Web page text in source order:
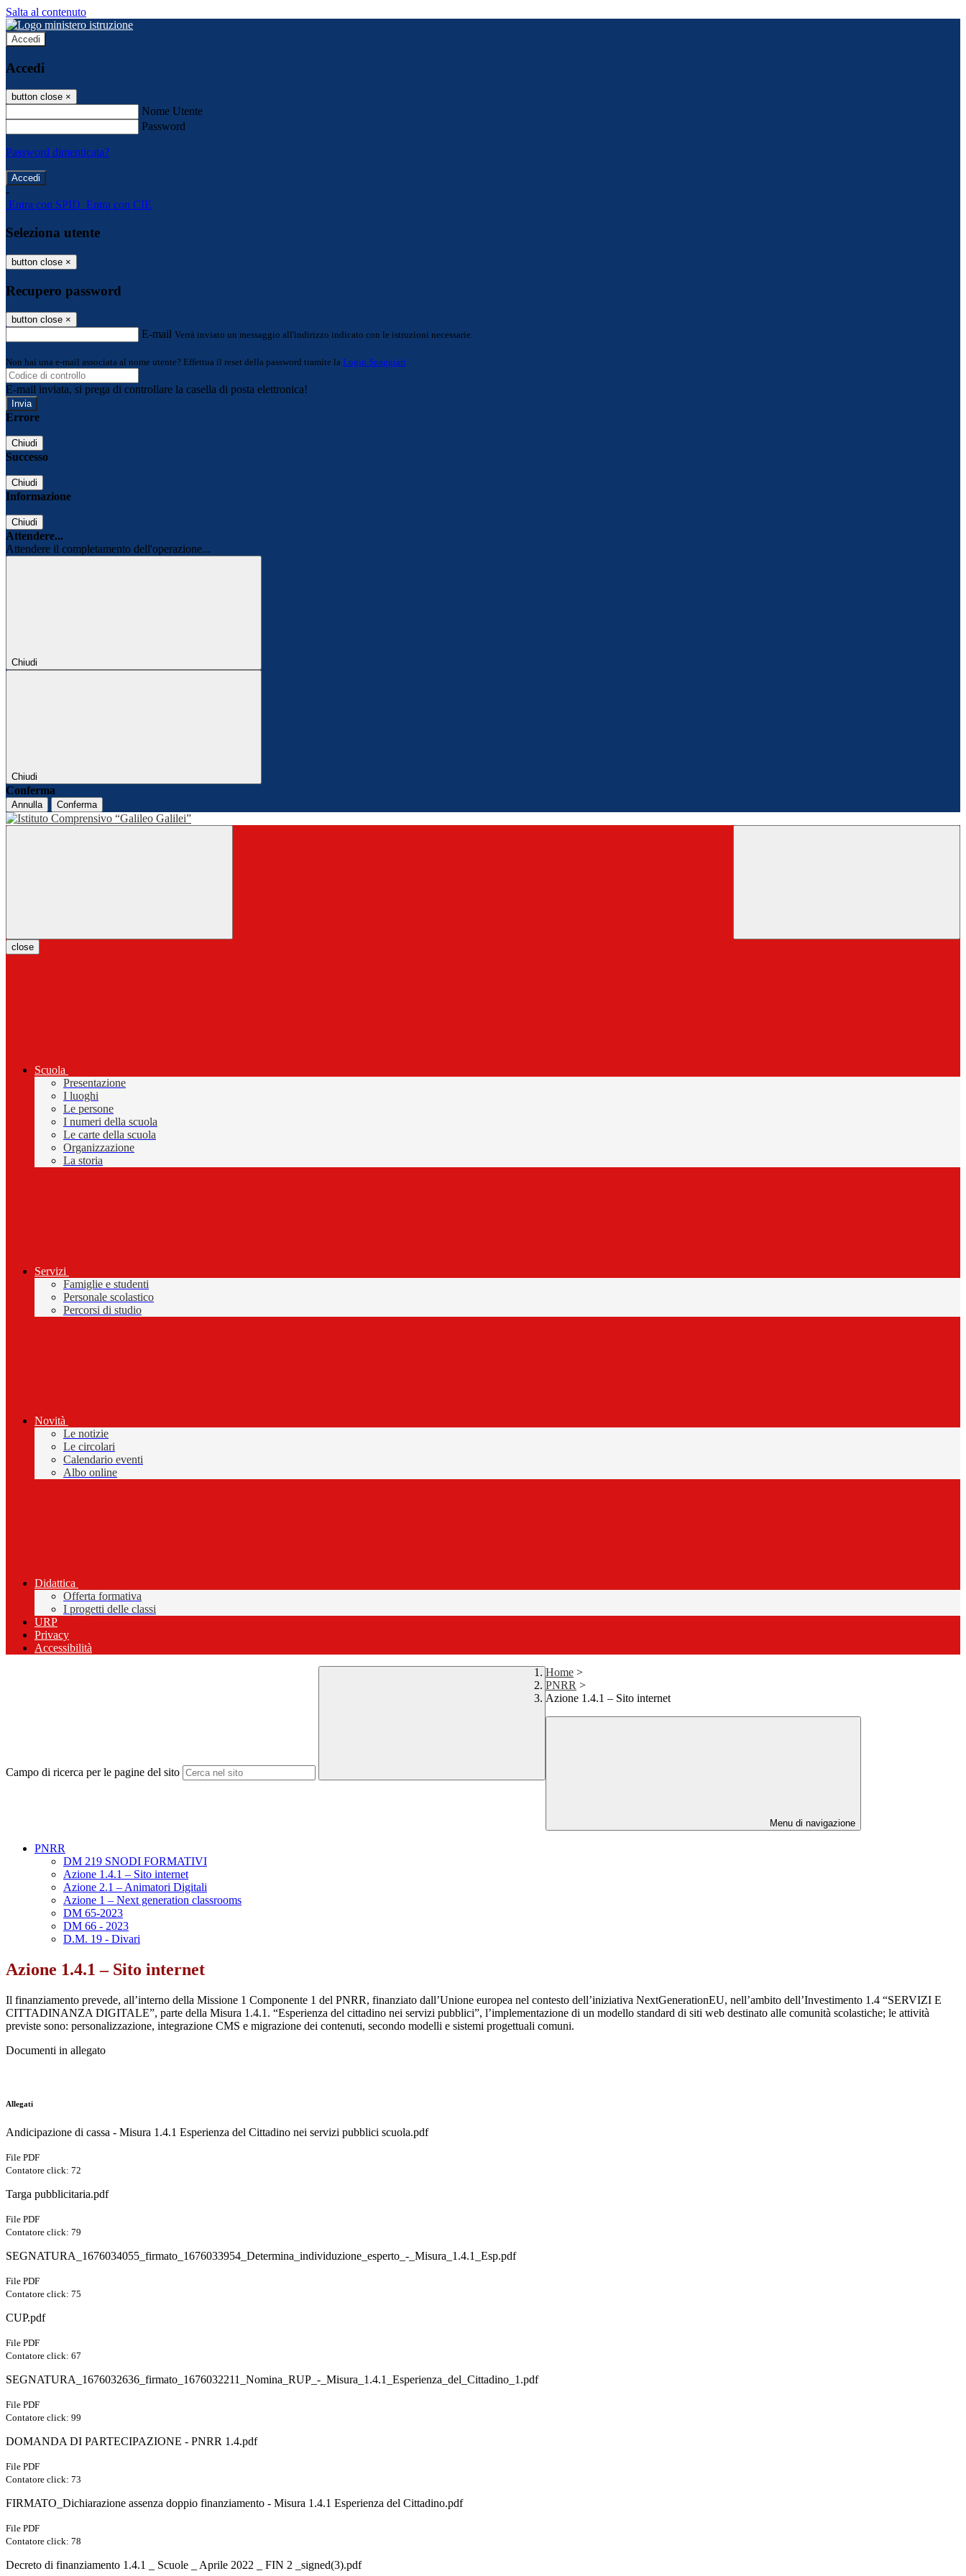
Salta al contenuto
Accedi
Accedi
button close ×
Nome Utente
Password
Password dimenticata?
-
Entra con SPID Entra con CIE
Seleziona utente
button close ×
Recupero password
button close ×
E-mail Verrà inviato un messaggio all'indirizzo indicato con le istruzioni necessarie.
Non hai una e-mail associata al nome utente? Effettua il reset della password tramite la Login Spaggiari
E-mail inviata, si prega di controllare la casella di posta elettronica!
Errore
Chiudi
Successo
Chiudi
Informazione
Chiudi
Attendere...
Attendere il completamento dell'operazione...
Chiudi
Chiudi
Conferma
Annulla Conferma
close
Scuola
Presentazione
I luoghi
Le persone
I numeri della scuola
Le carte della scuola
Organizzazione
La storia
Servizi
Famiglie e studenti
Personale scolastico
Percorsi di studio
Novità
Le notizie
Le circolari
Calendario eventi
Albo online
Didattica
Offerta formativa
I progetti delle classi
URP
Privacy
Accessibilità
Campo di ricerca per le pagine del sito
Home >
PNRR >
Azione 1.4.1 – Sito internet
Menu di navigazione
PNRR
DM 219 SNODI FORMATIVI
Azione 1.4.1 – Sito internet
Azione 2.1 – Animatori Digitali
Azione 1 – Next generation classrooms
DM 65-2023
DM 66 - 2023
D.M. 19 - Divari
Azione 1.4.1 – Sito internet
Il finanziamento prevede, all’interno della Missione 1 Componente 1 del PNRR, finanziato dall’Unione europea nel contesto dell’iniziativa NextGenerationEU, nell’ambito dell’Investimento 1.4 “SERVIZI E
CITTADINANZA DIGITALE”, parte della Misura 1.4.1. “Esperienza del cittadino nei servizi pubblici”, l’implementazione di un modello standard di siti web destinato alle comunità scolastiche; le attività
previste sono: personalizzazione, integrazione CMS e migrazione dei contenuti, secondo modelli e sistemi progettuali comuni.
Documenti in allegato
Allegati
Andicipazione di cassa - Misura 1.4.1 Esperienza del Cittadino nei servizi pubblici scuola.pdf
File PDF
Contatore click: 72
Targa pubblicitaria.pdf
File PDF
Contatore click: 79
SEGNATURA_1676034055_firmato_1676033954_Determina_individuzione_esperto_-_Misura_1.4.1_Esp.pdf
File PDF
Contatore click: 75
CUP.pdf
File PDF
Contatore click: 67
SEGNATURA_1676032636_firmato_1676032211_Nomina_RUP_-_Misura_1.4.1_Esperienza_del_Cittadino_1.pdf
File PDF
Contatore click: 99
DOMANDA DI PARTECIPAZIONE - PNRR 1.4.pdf
File PDF
Contatore click: 73
FIRMATO_Dichiarazione assenza doppio finanziamento - Misura 1.4.1 Esperienza del Cittadino.pdf
File PDF
Contatore click: 78
Decreto di finanziamento 1.4.1 _ Scuole _ Aprile 2022 _ FIN 2 _signed(3).pdf